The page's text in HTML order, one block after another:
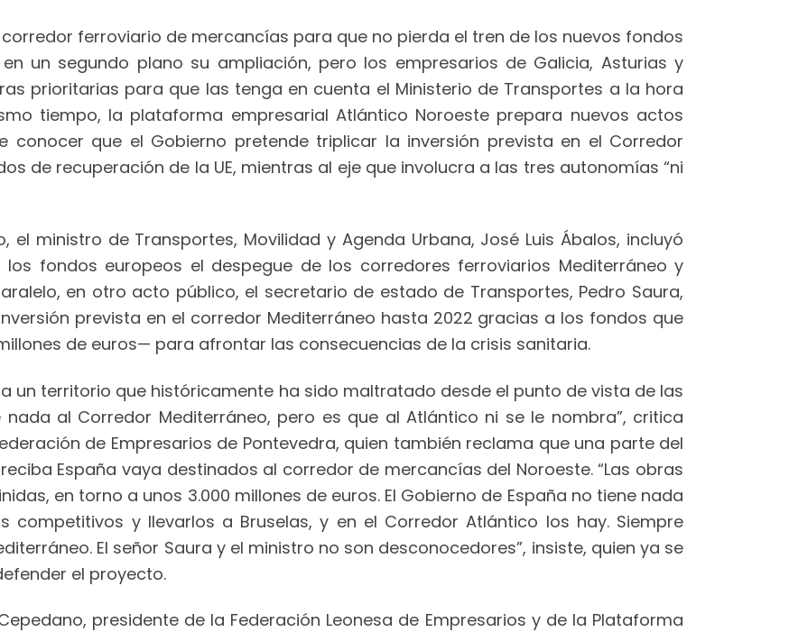
ferroviario de mercancías para que no pierda el tren de los nuevos fondos
un segundo plano su ampliación, pero los empresarios de Galicia, Asturias y
prioritarias para que las tenga en cuenta el Ministerio de Transportes a la hora
tiempo, la plataforma empresarial Atlántico Noroeste prepara nuevos actos
conocer que el Gobierno pretende triplicar la inversión prevista en el Corredor
de recuperación de la UE, mientras al eje que involucra a las tres autonomías “ni
ministro de Transportes, Movilidad y Agenda Urbana, José Luis Ábalos, incluyó
fondos europeos el despegue de los corredores ferroviarios Mediterráneo y
en otro acto público, el secretario de estado de Transportes, Pedro Saura,
prevista en el corredor Mediterráneo hasta 2022 gracias a los fondos que
de euros— para afrontar las consecuencias de la crisis sanitaria.
un territorio que históricamente ha sido maltratado desde el punto de vista de las
al Corredor Mediterráneo, pero es que al Atlántico ni se le nombra”, critica
de Empresarios de Pontevedra, quien también reclama que una parte del
España vaya destinados al corredor de mercancías del Noroeste. “Las obras
en torno a unos 3.000 millones de euros. El Gobierno de España no tiene nada
competitivos y llevarlos a Bruselas, y en el Corredor Atlántico los hay. Siempre
El señor Saura y el ministro no son desconocedores”, insiste, quien ya se
el proyecto.
presidente de la Federación Leonesa de Empresarios y de la Plataforma